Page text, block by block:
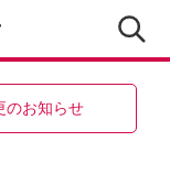
のお知らせ